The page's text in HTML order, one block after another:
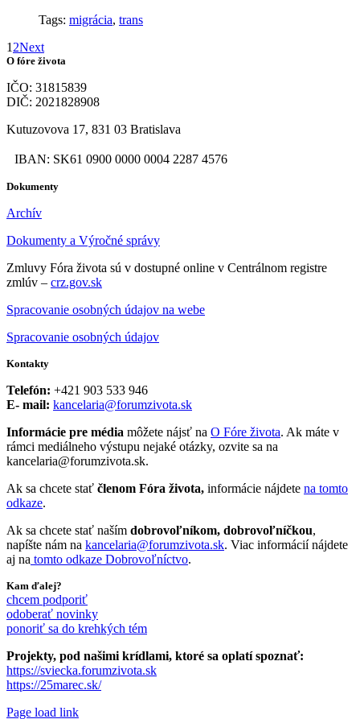
Tags: migrácia, trans
1 2Next
O fóre života
IČO: 31815839
DIČ: 2021828908
Kutuzovova 17, 831 03 Bratislava
IBAN: SK61 0900 0000 0004 2287 4576
Dokumenty
Archív
Dokumenty a Výročné správy
Zmluvy Fóra života sú v dostupné online v Centrálnom registre
zmlúv – crz.gov.sk
Spracovanie osobných údajov na webe
Spracovanie osobných údajov
Kontakty
Telefón: +421 903 533 946
E- mail: kancelaria@forumzivota.sk
Informácie pre média môžete nájsť na O Fóre života. Ak máte v
rámci mediálneho výstupu nejaké otázky, ozvite sa na
kancelaria@forumzivota.sk.
Ak sa chcete stať členom Fóra života, informácie nájdete na tomto
odkaze.
Ak sa chcete stať naším dobrovoľníkom, dobrovoľníčkou,
napíšte nám na kancelaria@forumzivota.sk. Viac informácií nájdete
aj na tomto odkaze Dobrovoľníctvo.
Kam ďalej?
chcem podporiť
odoberať novinky
ponoriť sa do krehkých tém
Projekty, pod našimi krídlami, ktoré sa oplatí spoznať:
https://sviecka.forumzivota.sk
https://25marec.sk/
Page load link